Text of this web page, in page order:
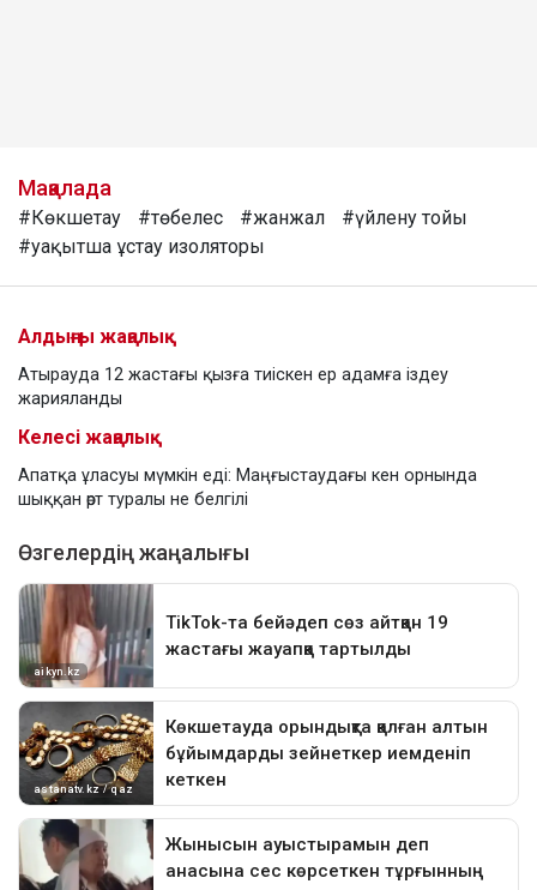
Мақалада
#Көкшетау #төбелес #жанжал
#үйлену тойы
#уақытша ұстау изоляторы
Алдыңғы жаңалық
Атырауда 12 жастағы қызға тиіскен ер адамға іздеу
жарияланды
Келесі жаңалық
Апатқа ұласуы мүмкін еді: Маңғыстаудағы кен орнында
шыққан өрт туралы не белгілі